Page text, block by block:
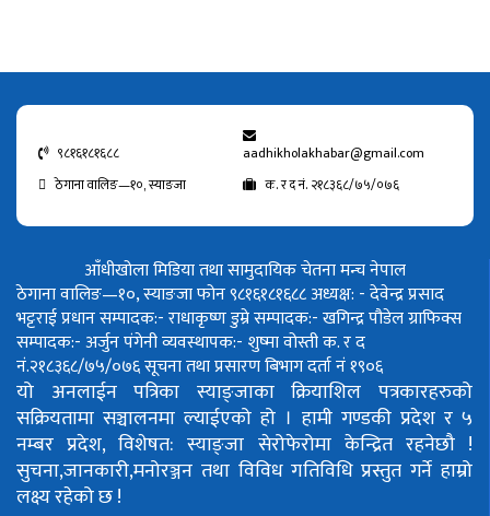
९८१६१८१६८८
aadhikholakhabar@gmail.com
ठेगाना वालिङ—१०, स्याङजा
क. र द नं. २१८३६८/७५/०७६
आँधीखोला मिडिया तथा सामुदायिक चेतना मन्च नेपाल
ठेगाना वालिङ—१०, स्याङजा फोन ९८१६१८१६८८अध्यक्ष: - देवेन्द्र प्रसाद
भट्टराईप्रधान सम्पादक:- राधाकृष्ण डुम्रेसम्पादक:- खगिन्द्र पौडेलग्राफिक्स
सम्पादक:- अर्जुन पंगेनीव्यवस्थापक:- शुष्मा वोस्तीक. र द
नं.२१८३६८/७५/०७६सूचना तथा प्रसारण बिभाग दर्ता नं १९०६
यो अनलाईन पत्रिका स्याङ्जाका क्रियाशिल पत्रकारहरुको
सक्रियतामा सञ्चालनमा ल्याईएको हो । हामी गण्डकी प्रदेश र ५
नम्बर प्रदेश, विशेषत: स्याङ्जा सेरोफेरोमा केन्द्रित रहनेछौ !
सुचना,जानकारी,मनोरञ्जन तथा विविध गतिविधि प्रस्तुत गर्ने हाम्रो
लक्ष्य रहेको छ !